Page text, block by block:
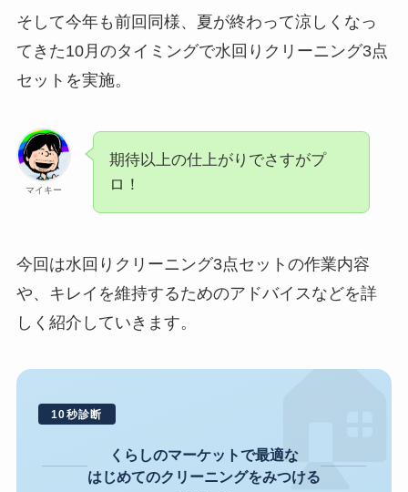
そして今年も前回同様、夏が終わって涼しくなっ
てきた10月のタイミングで水回りクリーニング3点
セットを実施。
マイキー
期待以上の仕上がりでさすがプ
ロ！
今回は水回りクリーニング3点セットの作業内容
や、キレイを維持するためのアドバイスなどを詳
しく紹介していきます。
10秒診断
くらしのマーケットで最適な
はじめてのクリーニングをみつける